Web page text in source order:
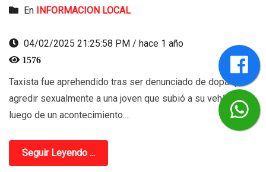
En INFORMACION LOCAL
04/02/2025 21:25:58 PM / hace 1 año
1576
Taxista fue aprehendido tras ser denunciado de dopar y
agredir sexualmente a una joven que subió a su vehículo
luego de un acontecimiento....
Seguir Leyendo ...